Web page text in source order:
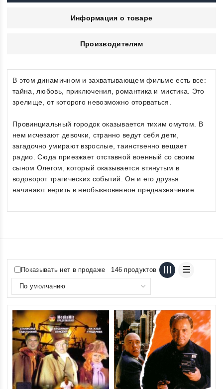
Информация о товаре
Производителям
В этом динамичном и захватывающем фильме есть все:
тайна, любовь, приключения, романтика и мистика. Это
зрелище, от которого невозможно оторваться.
Провинциальный городок оказывается тихим омутом. В
нем исчезают девочки, странно ведут себя дети,
загадочно умирают взрослые, таинственно вещает
радио. Сюда приезжает отставной военный со своим
сыном Олегом, который оказывается втянутым в
водоворот трагических событий. Он и его друзья
начинают верить в необыкновенное предназначение.
Показывать нет в продаже 146 продуктов